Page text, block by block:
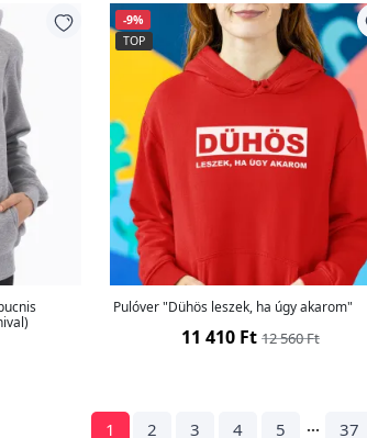
-9%
TOP
Pulóver "Dühös leszek, ha úgy akarom"
11 410 Ft 12 560 Ft
1 2 3 4 5 ... 37